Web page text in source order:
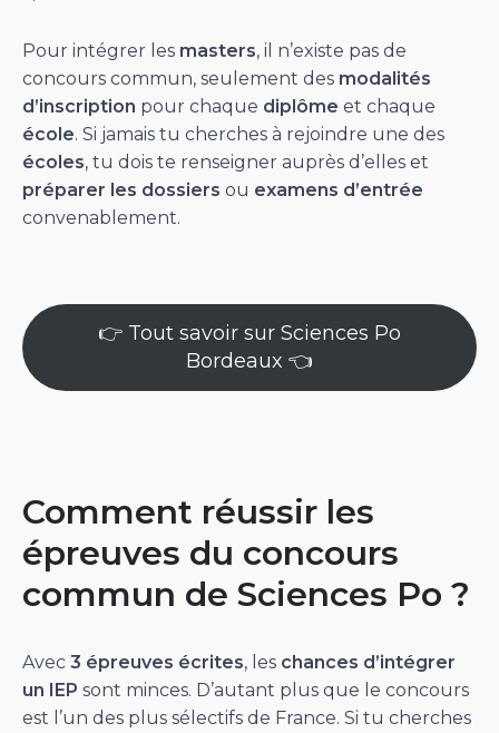
Pour intégrer les masters, il n’existe pas de
concours commun, seulement des modalités
d’inscription pour chaque diplôme et chaque
école. Si jamais tu cherches à rejoindre une des
écoles, tu dois te renseigner auprès d’elles et
préparer les dossiers ou examens d’entrée
convenablement.
👉 Tout savoir sur Sciences Po
Bordeaux 👈
Comment réussir les
épreuves du concours
commun de Sciences Po ?
Avec 3 épreuves écrites, les chances d’intégrer
un IEP sont minces. D’autant plus que le concours
est l’un des plus sélectifs de France. Si tu cherches